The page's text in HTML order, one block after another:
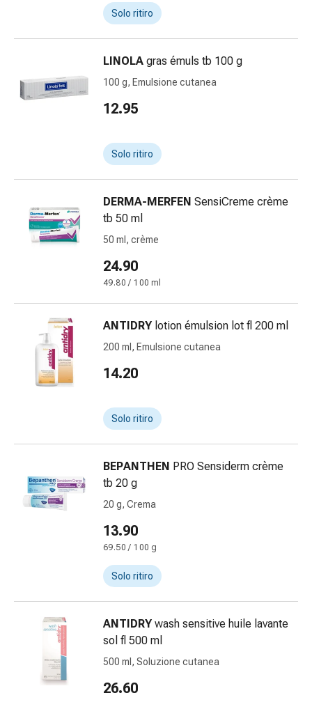
compressivi
Medicazioni
Bende,
nastri
e
accessori
Medicazioni
tubolari
medicazione
Ustioni
scottature
il
cambio
della
Medicazioni
Trattamento
delle
ferite
Spray
per
ferite
Strisce
adesivi
ferite
Unguento
tiraggio
Solo ritiro
LINOLA gras émuls tb 100 g
100 g, Emulsione cutanea
12.95
Solo ritiro
DERMA-MERFEN SensiCreme crème
tb 50 ml
50 ml, crème
24.90
49.80 / 100 ml
ANTIDRY lotion émulsion lot fl 200 ml
200 ml, Emulsione cutanea
14.20
Solo ritiro
BEPANTHEN PRO Sensiderm crème
tb 20 g
20 g, Crema
13.90
69.50 / 100 g
Solo ritiro
ANTIDRY wash sensitive huile lavante
sol fl 500 ml
500 ml, Soluzione cutanea
26.60